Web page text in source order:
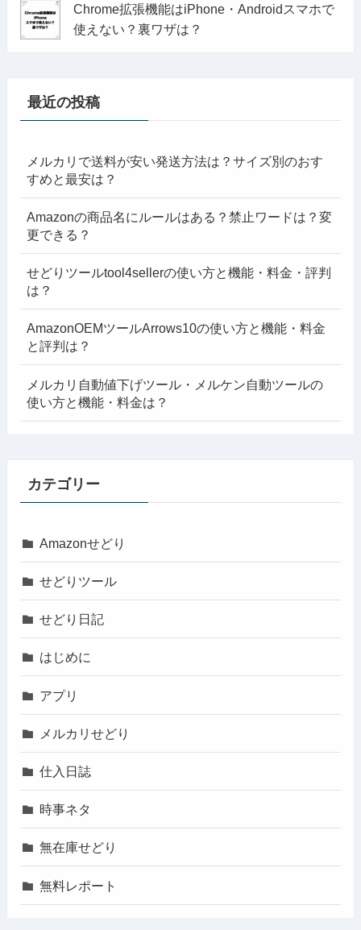
Chrome拡張機能はiPhone・Androidスマホで
使えない？裏ワザは？
最近の投稿
メルカリで送料が安い発送方法は？サイズ別のおす
すめと最安は？
Amazonの商品名にルールはある？禁止ワードは？変
更できる？
せどりツールtool4sellerの使い方と機能・料金・評判
は？
AmazonOEMツールArrows10の使い方と機能・料金
と評判は？
メルカリ自動値下げツール・メルケン自動ツールの
使い方と機能・料金は？
カテゴリー
Amazonせどり
せどりツール
せどり日記
はじめに
アプリ
メルカリせどり
仕入日誌
時事ネタ
無在庫せどり
無料レポート